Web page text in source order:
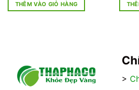
THÊM VÀO GIỎ HÀNG
>